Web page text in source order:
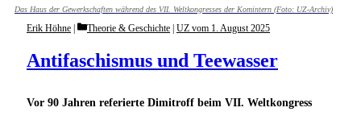
Das Haus der Gewerkschaften während des VII. Weltkongresses der Komintern (Foto: UZ-Archiv)
Vor 90 Jahren referierte Dimitroff beim VII. Weltkongress
Antifaschismus und Teewasser
Erik Höhne Categories
Theorie & Geschichte | UZ vom 1. August 2025